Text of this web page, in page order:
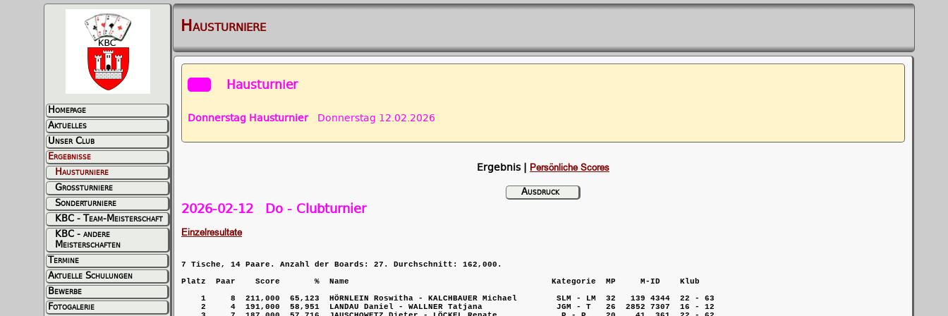
Homepage
Aktuelles
Unser Club
Ergebnisse
Hausturniere
Grossturniere
Sonderturniere
KBC - Team-Meisterschaft
KBC - andere
Meisterschaften
Termine
Aktuelle Schulungen
Bewerbe
Fotogalerie
Hausturniere
Hausturnier
Donnerstag HausturnierDonnerstag 12.02.2026
Ergebnis | Persönliche Scores
Ausdruck
2026-02-12 Do - Clubturnier
Einzelresultate
7 Tische, 14 Paare. Anzahl der Boards: 27. Durchschnitt: 162,000.
Platz  Paar    Score       %  Name                                         Kategorie  MP     M-ID    Klub
    1     8  211,000  65,123  HÖRNLEIN Roswitha - KALCHBAUER Michael        SLM - LM  32   139 4344  22 - 63
    2     4  191,000  58,951  LANDAU Daniel - WALLNER Tatjana               JGM - T   26  2852 7307  16 - 12